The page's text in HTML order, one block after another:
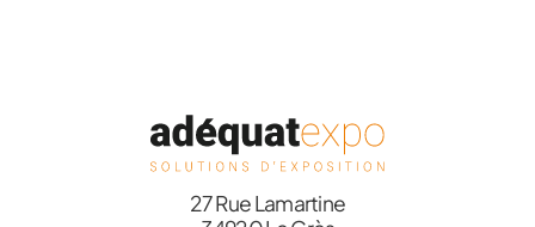
27 Rue Lamartine